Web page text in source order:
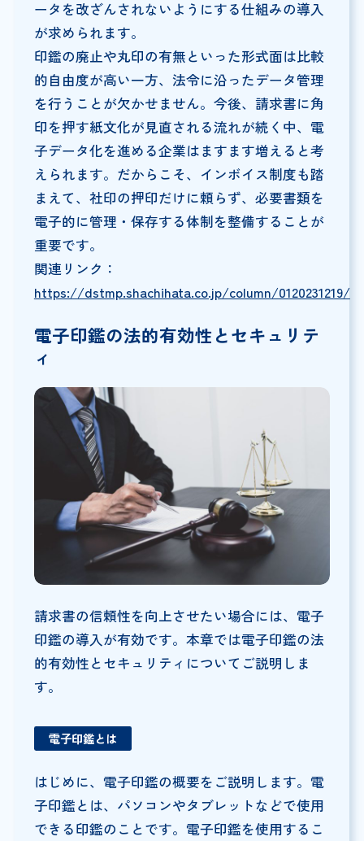
ータを改ざんされないようにする仕組みの導入
が求められます。
印鑑の廃止や丸印の有無といった形式面は比較
的自由度が高い一方、法令に沿ったデータ管理
を行うことが欠かせません。今後、請求書に角
印を押す紙文化が見直される流れが続く中、電
子データ化を進める企業はますます増えると考
えられます。だからこそ、インボイス制度も踏
まえて、社印の押印だけに頼らず、必要書類を
電子的に管理・保存する体制を整備することが
重要です。
関連リンク：
https://dstmp.shachihata.co.jp/column/0120231219/
電子印鑑の法的有効性とセキュリテ
ィ
請求書の信頼性を向上させたい場合には、電子
印鑑の導入が有効です。本章では電子印鑑の法
的有効性とセキュリティについてご説明しま
す。
電子印鑑とは
はじめに、電子印鑑の概要をご説明します。電
子印鑑とは、パソコンやタブレットなどで使用
できる印鑑のことです。電子印鑑を使用するこ